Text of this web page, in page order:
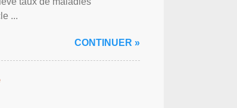
...
CONTINUER »